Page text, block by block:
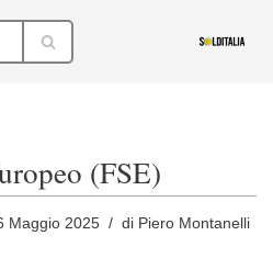
(FSE)
Maggio 2025 di Piero Montanelli